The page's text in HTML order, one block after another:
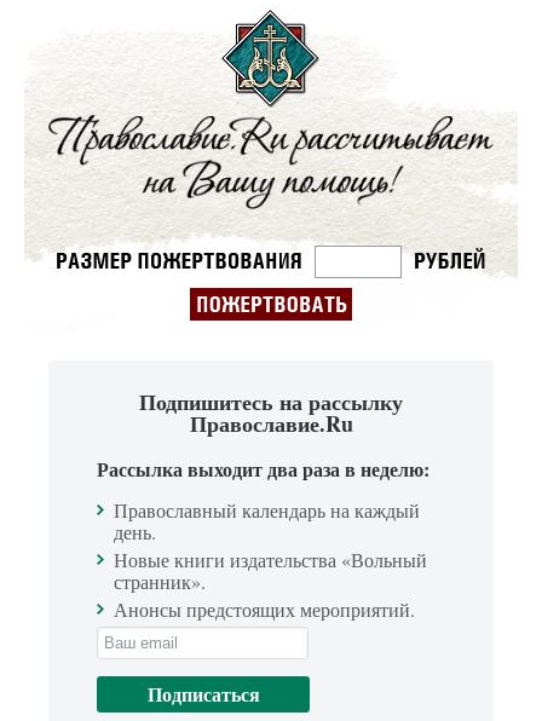
Подпишитесь на рассылку
Православие.Ru
Рассылка выходит два раза в неделю:
Православный календарь на каждый
день.
Новые книги издательства «Вольный
странник».
Анонсы предстоящих мероприятий.